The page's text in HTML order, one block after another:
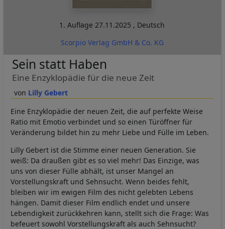
1. Auflage 27.11.2025 , Deutsch
Scorpio Verlag GmbH & Co. KG
Lilly Gebert
Sein statt Haben
Eine Enzyklopädie für die neue Zeit
Eine Enzyklopädie der neuen Zeit, die auf perfekte Weise
Ratio mit Emotio verbindet und so einen Türöffner für
Veränderung bildet hin zu mehr Liebe und Fülle im Leben.
Lilly Gebert ist die Stimme einer neuen Generation. Sie
weiß: Da draußen gibt es so viel mehr! Das Einzige, was
uns von dieser Fülle abhält, ist unser Mangel an
Vorstellungskraft und Sehnsucht. Wenn beides fehlt,
bleiben wir im ewigen Film des nicht gelebten Lebens
hängen. Damit dieser Film endlich endet und unsere
Lebendigkeit zurückkehren kann, stellt sich die Frage: Was
befeuert sowohl Vorstellungskraft als auch Sehnsucht?